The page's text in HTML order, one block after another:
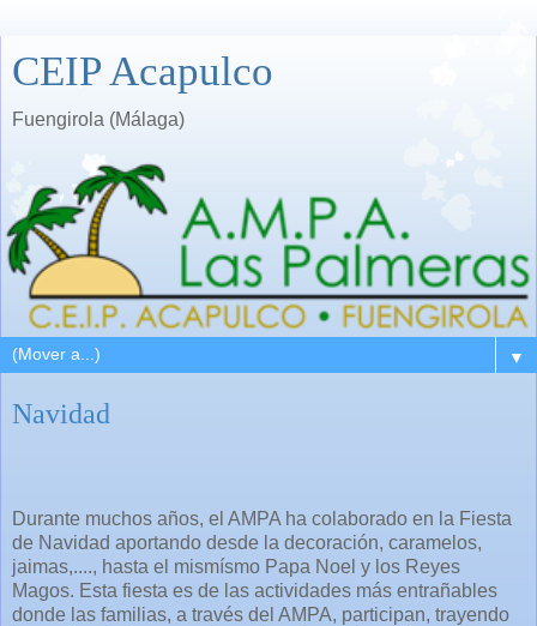
CEIP Acapulco
Fuengirola (Málaga)
▼
Navidad
Durante muchos años, el AMPA ha colaborado en la Fiesta
de Navidad aportando desde la decoración, caramelos,
jaimas,...., hasta el mismísmo Papa Noel y los Reyes
Magos. Esta fiesta es de las actividades más entrañables
donde las familias, a través del AMPA, participan, trayendo